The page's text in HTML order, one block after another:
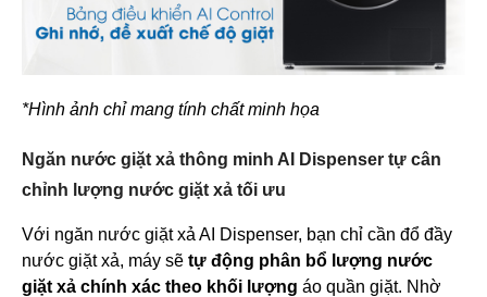
*Hình ảnh chỉ mang tính chất minh họa
Ngăn nước giặt xả thông minh AI Dispenser tự cân
chỉnh lượng nước giặt xả tối ưu
Với ngăn nước giặt xả AI Dispenser, bạn chỉ cần đổ đầy
nước giặt xả, máy sẽ tự động phân bổ lượng nước
giặt xả chính xác theo khối lượng áo quần giặt. Nhờ